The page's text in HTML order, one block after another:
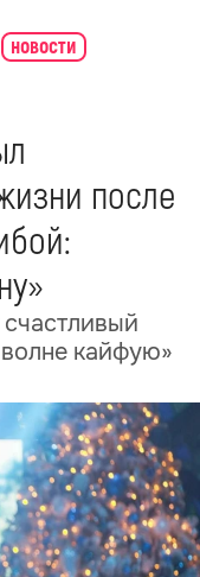
новости
после
кайфую»